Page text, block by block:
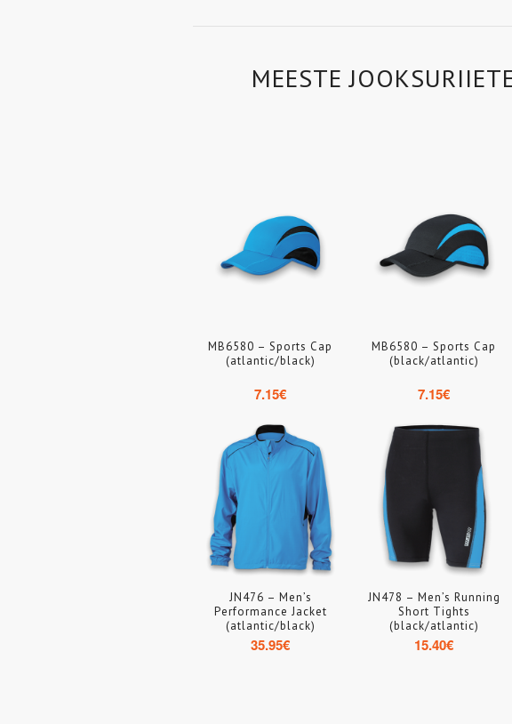
MEESTE
MB6580 – Sports Cap
(atlantic/black)
7.15€
MB6580 – Sports Cap
(black/atlantic)
7.15€
JN476 – Men’s
Performance Jacket
(atlantic/black)
35.95€
JN478 – Men’s Running
Short Tights
(black/atlantic)
15.40€